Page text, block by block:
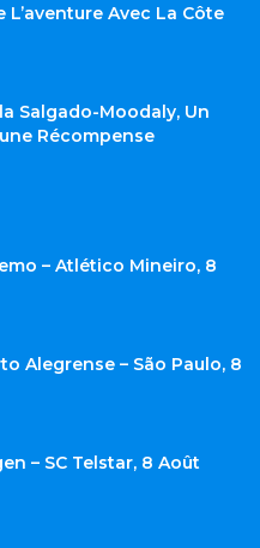
L’aventure Avec La Côte
Salgado-Moodaly, Un
Récompense
– Atlético Mineiro, 8
Alegrense – São Paulo, 8
– SC Telstar, 8 Août